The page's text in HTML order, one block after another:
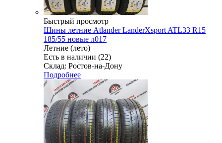
Быстрый просмотр
Шины летние Atlander LanderXsport ATL33 R15
185/55 новые л017
Летние (лето)
Есть в наличии (22)
Склад: Ростов-на-Дону
Подробнее